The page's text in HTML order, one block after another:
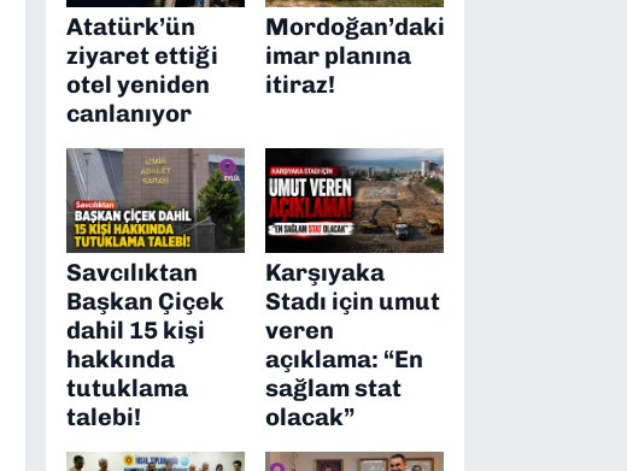
Atatürk’ün
ziyaret ettiği
otel yeniden
canlanıyor
Mordoğan’daki
imar planına
itiraz!
Savcılıktan
Başkan Çiçek
dahil 15 kişi
hakkında
tutuklama
talebi!
Karşıyaka
Stadı için umut
veren
açıklama: “En
sağlam stat
olacak”